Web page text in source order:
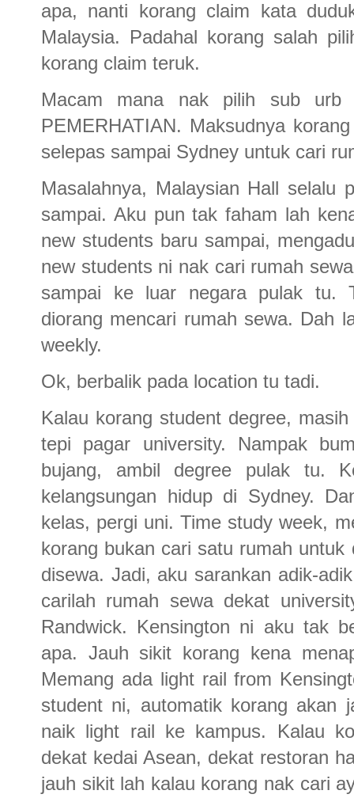
apa, nanti korang claim kata
Malaysia. Padahal korang salah
korang claim teruk.
Macam mana nak pilih sub urb
PEMERHATIAN. Maksudnya
selepas sampai Sydney untuk cari
Masalahnya, Malaysian Hall selalu
sampai. Aku pun tak faham lah
new students baru sampai,
new students ni nak cari rumah
sampai ke luar negara pulak tu.
diorang mencari rumah sewa. Dah
weekly.
Ok, berbalik pada location tu tadi.
Kalau korang student degree,
tepi pagar university. Nampak
bujang, ambil degree pulak tu.
kelangsungan hidup di Sydney.
kelas, pergi uni. Time study week,
korang bukan cari satu rumah
disewa. Jadi, aku sarankan adik-
carilah rumah sewa dekat
Randwick. Kensington ni aku tak
apa. Jauh sikit korang kena
Memang ada light rail from
student ni, automatik korang akan
naik light rail ke kampus. Kalau
dekat kedai Asean, dekat restoran
jauh sikit lah kalau korang nak cari